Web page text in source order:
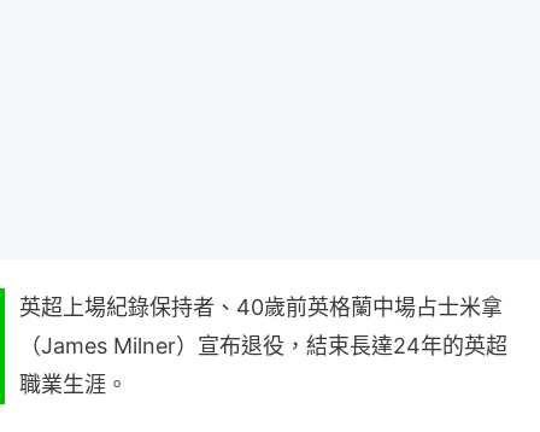
英超上場紀錄保持者、40歲前英格蘭中場占士米拿
（James Milner）宣布退役，結束長達24年的英超
職業生涯。